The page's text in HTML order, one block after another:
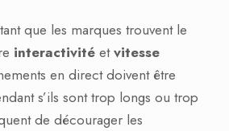
que les marques trouvent le
interactivité etvitesse
en direct doivent être
s’ils sont trop longs ou trop
de décourager les